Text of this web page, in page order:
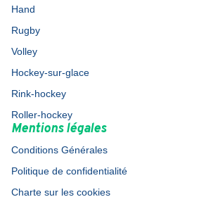
Hand
Rugby
Volley
Hockey-sur-glace
Rink-hockey
Roller-hockey
Mentions légales
Conditions Générales
Politique de confidentialité
Charte sur les cookies